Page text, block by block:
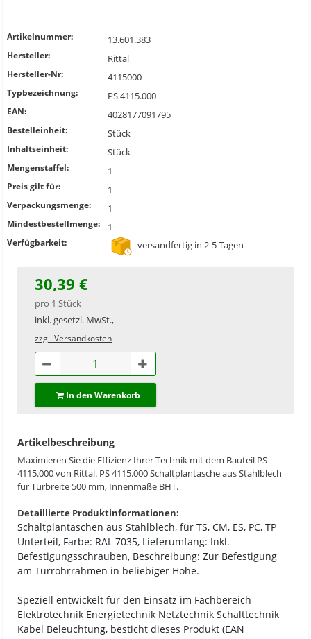
Artikelnummer: 13.601.383
Hersteller: Rittal
Hersteller-Nr: 4115000
Typbezeichnung: PS 4115.000
EAN: 4028177091795
Bestelleinheit: Stück
Inhaltseinheit: Stück
Mengenstaffel: 1
Preis gilt für: 1
Verpackungsmenge: 1
Mindestbestellmenge: 1
Verfügbarkeit: versandfertig in 2-5 Tagen
30,39 €
pro 1 Stück
inkl. gesetzl. MwSt.,
zzgl. Versandkosten
In den Warenkorb
Artikelbeschreibung
Maximieren Sie die Effizienz Ihrer Technik mit dem Bauteil PS
4115.000 von Rittal. PS 4115.000 Schaltplantasche aus Stahlblech
für Türbreite 500 mm, Innenmaße BHT.
Detaillierte Produktinformationen:
Schaltplantaschen aus Stahlblech, für TS, CM, ES, PC, TP
Unterteil, Farbe: RAL 7035, Lieferumfang: Inkl.
Befestigungsschrauben, Beschreibung: Zur Befestigung
am Türrohrrahmen in beliebiger Höhe.
Speziell entwickelt für den Einsatz im Fachbereich
Elektrotechnik Energietechnik Netztechnik Schalttechnik
Kabel Beleuchtung, besticht dieses Produkt (EAN